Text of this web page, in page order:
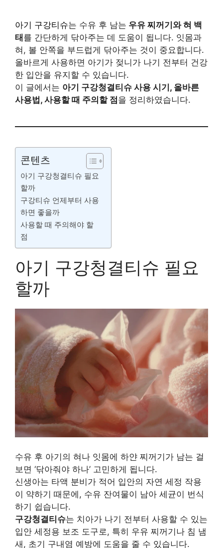
아기 구강티슈는 수유 후 남는 우유 찌꺼기와 혀 백
태를 간단하게 닦아주는 데 도움이 됩니다. 잇몸과
혀, 볼 안쪽을 부드럽게 닦아주는 것이 중요합니다.
올바르게 사용하면 아기가 젖니가 나기 전부터 건강
한 입안을 유지할 수 있습니다.
이 글에서는 아기 구강청결티슈 사용 시기, 올바른
사용법, 사용할 때 주의할 점을 정리하였습니다.
콘텐츠
아기 구강청결티슈 필요
할까
구강티슈 언제부터 사용
하면 좋을까
사용할 때 주의해야 할
점
아기 구강청결티슈 필요
할까
수유 후 아기의 혀나 잇몸에 하얀 찌꺼기가 남는 걸
보면 ‘닦아줘야 하나’ 고민하게 됩니다.
신생아는 타액 분비가 적어 입안의 자연 세정 작용
이 약하기 때문에, 수유 잔여물이 남아 세균이 번식
하기 쉽습니다.
구강청결티슈는 치아가 나기 전부터 사용할 수 있는
입안 세정용 보조 도구로, 특히 우유 찌꺼기나 침 냄
새, 초기 구내염 예방에 도움을 줄 수 있습니다.